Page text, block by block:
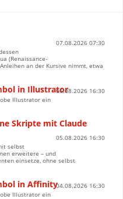
07.08.2026 07:30
(Renaissance-
an der Kursive nimmt, etwa
in Illustrator06.08.2026 16:30
Illustrator ein
Skripte mit Claude
05.08.2026 16:30
selbst
erweitere – und
einsetze, ohne selbst
in Affinity04.08.2026 16:30
Illustrator ein